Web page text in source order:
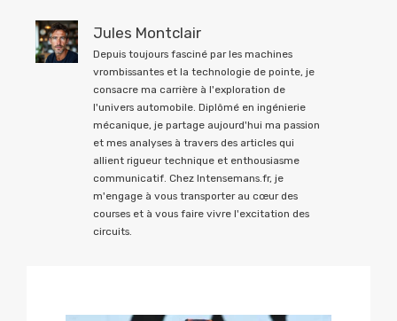
Jules Montclair
Depuis toujours fasciné par les machines
vrombissantes et la technologie de pointe, je
consacre ma carrière à l'exploration de
l'univers automobile. Diplômé en ingénierie
mécanique, je partage aujourd'hui ma passion
et mes analyses à travers des articles qui
allient rigueur technique et enthousiasme
communicatif. Chez Intensemans.fr, je
m'engage à vous transporter au cœur des
courses et à vous faire vivre l'excitation des
circuits.